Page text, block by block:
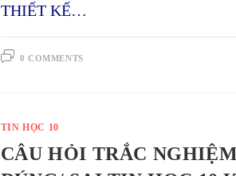
THIẾT KẾ…
0 COMMENTS
TIN HỌC 10
CÂU HỎI TRẮC